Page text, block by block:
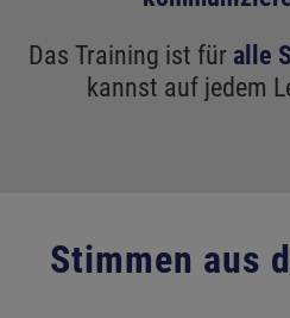
Das Training ist für alle
kannst auf jedem
Stimmen aus